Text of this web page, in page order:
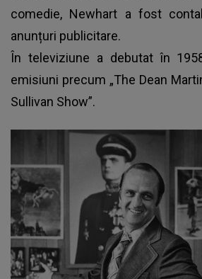
comedie, Newhart a fost
anunțuri publicitare.
În televiziune a debutat în
emisiuni precum „The Dean
Sullivan Show”.